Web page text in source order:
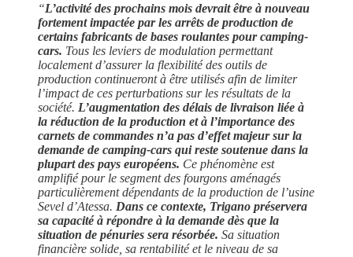
“L’activité des prochains mois devrait être à nouveau
fortement impactée par les arrêts de production de
certains fabricants de bases roulantes pour camping-
cars. Tous les leviers de modulation permettant
localement d’assurer la flexibilité des outils de
production continueront à être utilisés afin de limiter
l’impact de ces perturbations sur les résultats de la
société. L’augmentation des délais de livraison liée à
la réduction de la production et à l’importance des
carnets de commandes n’a pas d’effet majeur sur la
demande de camping-cars qui reste soutenue dans la
plupart des pays européens. Ce phénomène est
amplifié pour le segment des fourgons aménagés
particulièrement dépendants de la production de l’usine
Sevel d’Atessa. Dans ce contexte, Trigano préservera
sa capacité à répondre à la demande dès que la
situation de pénuries sera résorbée. Sa situation
financière solide, sa rentabilité et le niveau de sa